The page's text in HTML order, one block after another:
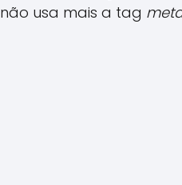
não usa mais a tag